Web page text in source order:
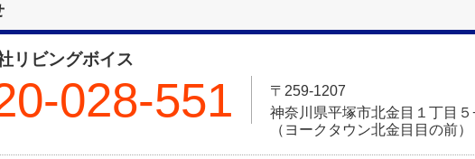
リビングボイス
028-551
〒259-1207
神奈川県平塚市北金目１丁目
（ヨークタウン北金目目の前）